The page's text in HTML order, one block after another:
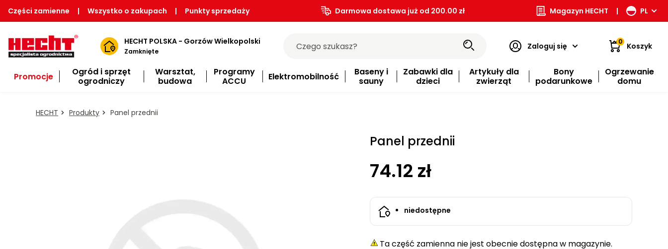
Części zamienne | Wszystko o zakupach | Punkty sprzedaży Darmowa dostawa już od 200.00 zł Magazyn HECHT | PL
HECHT POLSKA - Gorzów Wielkopolski
Zamknięte
Zaloguj się 0 Koszyk
Promocje
Ogród i sprzęt
ogrodniczy
Warsztat,
budowa
Programy
ACCU
Elektromobilność
Baseny i
sauny
Zabawki dla
dzieci
Artykuły dla
zwierząt
Bony
podarunkowe
Ogrzewanie
domu
HECHT Produkty Panel przednii
Panel przednii
74.12 zł
niedostępne
Ta część zamienna nie jest obecnie dostępna w magazynie.